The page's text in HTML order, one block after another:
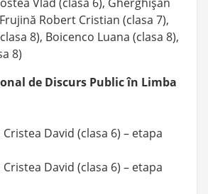
Robert Cristian (clasa 7),
8), Boicenco Luana (clasa 8),
8)
de Discurs Public în Limba
Cristea David (clasa 6) – etapa
Cristea David (clasa 6) – etapa